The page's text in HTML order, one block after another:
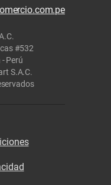
#532
Perú
S.A.C.